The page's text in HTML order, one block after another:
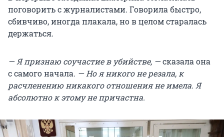
поговорить с журналистами. Говорила быстро,
сбивчиво, иногда плакала, но в целом старалась
держаться.
— Я признаю соучастие в убийстве, —сказала она
с самого начала. — Но я никого не резала, к
расчленению никакого отношения не имела. Я
абсолютно к этому не причастна.